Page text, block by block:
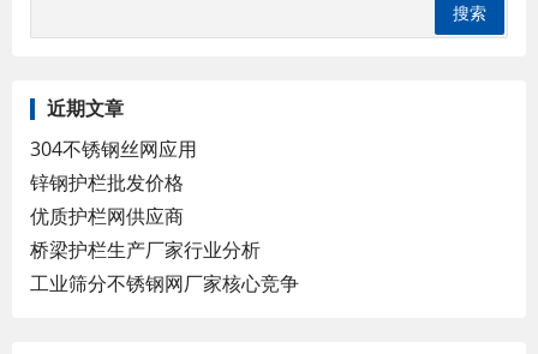
近期文章
304不锈钢丝网应用
锌钢护栏批发价格
优质护栏网供应商
桥梁护栏生产厂家行业分析
工业筛分不锈钢网厂家核心竞争